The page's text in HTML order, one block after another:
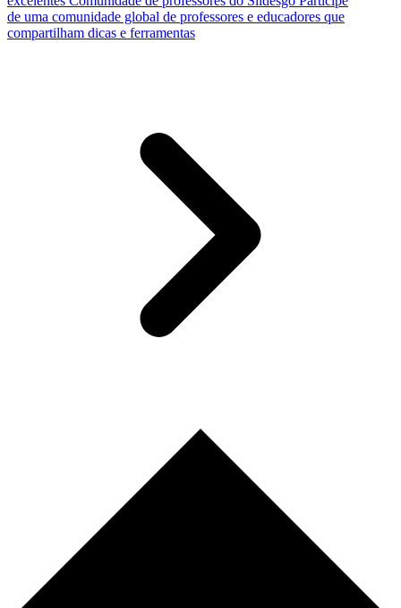
de uma comunidade global de professores e educadores que
compartilham dicas e ferramentas